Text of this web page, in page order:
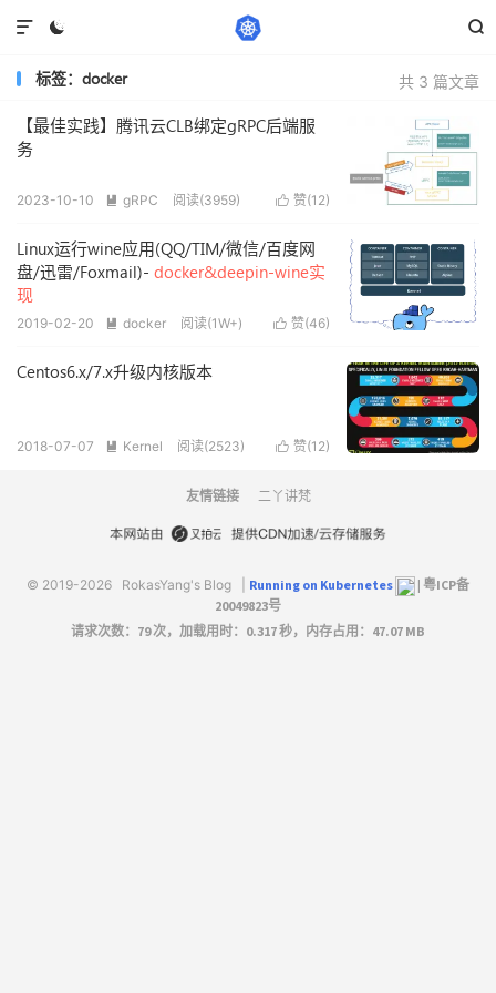



共 3 篇文章
标签：docker
【最佳实践】腾讯云CLB绑定gRPC后端服
务
 赞(12)
2023-10-10  gRPC 阅读(3959)
Linux运行wine应用(QQ/TIM/微信/百度网
盘/迅雷/Foxmail)- docker&deepin-wine实
现
 赞(46)
2019-02-20  docker 阅读(1W+)
Centos6.x/7.x升级内核版本
 赞(12)
2018-07-07  Kernel 阅读(2523)
友情链接 二丫讲梵
© 2019-2026 RokasYang's Blog Running on Kubernetes | 粤ICP备
20049823号
请求次数：79 次，加载用时：0.317 秒，内存占用：47.07 MB